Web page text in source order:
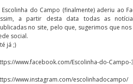
Escolinha do Campo (finalmente) aderiu ao
a partir desta data todas as
no site, pelo que, sugerimos que
social.
já ;)
www.facebook.com/Escolinha-do-Campo-
www.instagram.com/escolinhadocampo/